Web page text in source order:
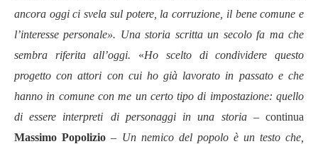
ancora oggi ci svela sul potere, la corruzione, il bene comune e
l’interesse personale». Una storia scritta un secolo fa ma che
sembra riferita all’oggi. «Ho scelto di condividere questo
progetto con attori con cui ho già lavorato in passato e che
hanno in comune con me un certo tipo di impostazione: quello
di essere interpreti di personaggi in una storia – continua
Massimo Popolizio – Un nemico del popolo è un testo che,